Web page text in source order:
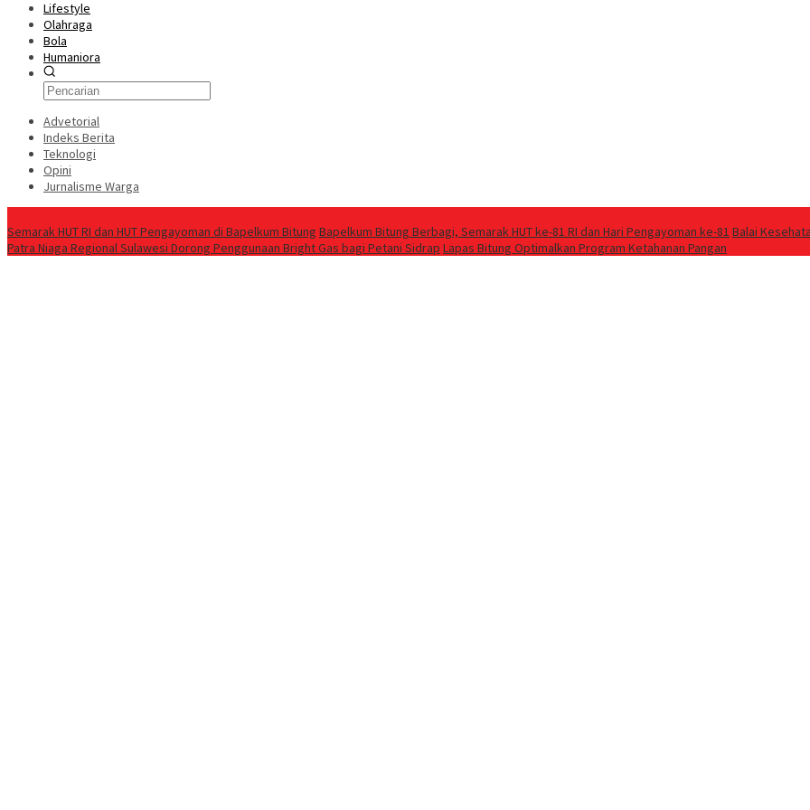
Lifestyle
Olahraga
Bola
Humaniora
Advetorial
Indeks Berita
Teknologi
Opini
Jurnalisme Warga
Semarak HUT RI dan HUT Pengayoman di Bapelkum Bitung ‎Bapelkum Bitung Berbagi, Semarak HUT ke-81 RI dan Hari Pengayoman ke-81 Balai
Patra Niaga Regional Sulawesi Dorong Penggunaan Bright Gas bagi Petani Sidrap Lapas Bitung Optimalkan Program Ketahanan Pangan